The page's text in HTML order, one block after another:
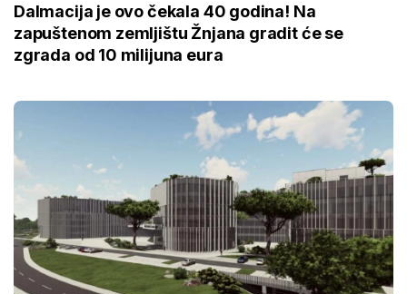
Dalmacija je ovo čekala 40 godina! Na
zapuštenom zemljištu Žnjana gradit će se
zgrada od 10 milijuna eura